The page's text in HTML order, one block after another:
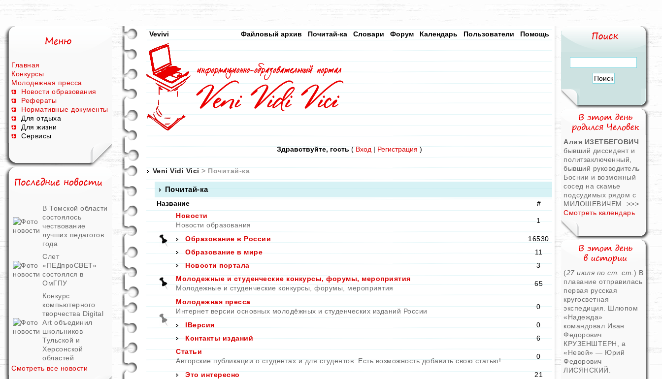
Главная
Конкурсы
Молодежная пресса
Новости образования
Рефераты
Нормативные документы
Для отдыха
Для жизни
Сервисы
В Томской области
состоялось
чествование
лучших педагогов
года
Слет
«ПЕДпроСВЕТ»
состоялся в
ОмГПУ
Конкурс
компьютерного
творчества Digital
Art объединил
школьников
Тульской и
Херсонской
областей
Смотреть все новости
Vevivi Помощь
Пользователи
Календарь
Форум
Словари
Почитай-ка
Файловый архив
Здравствуйте, гость ( Вход | Регистрация )
Veni Vidi Vici > Почитай-ка
Почитай-ка
Название
#
Новости
Новости образования
1
Образование в России
16530
Образование в мире
11
Новости портала
3
Молодежные и студенческие конкурсы, форумы, мероприятия
Молодежные и студенческие конкурсы, форумы, мероприятия
65
Молодежная пресса
Интернет версии основных молодёжных и студенческих изданий России
0
IВерсия
0
Контакты изданий
6
Статьи
Авторские публикации о студентах и для студентов. Есть возможность добавить свою статью!
0
Это интересно
21
Алия ИЗЕТБЕГОВИЧ
бывший диссидент и
политзаключенный,
бывший руководитель
Боснии и возможный
сосед на скамье
подсудимых рядом с
МИЛОШЕВИЧЕМ. >>>
Смотреть календарь
(27 июля по ст. ст. ) В
плавание отправилась
первая русская
кругосветная
экспедиция. Шлюпом
«Надежда»
командовал Иван
Федорович
КРУЗЕНШТЕРН, а
«Невой» — Юрий
Федорович
ЛИСЯНСКИЙ.